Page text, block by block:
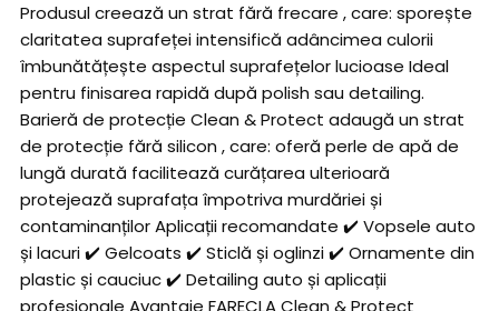
Produsul creează un strat fără frecare , care: sporește
claritatea suprafeței intensifică adâncimea culorii
îmbunătățește aspectul suprafețelor lucioase Ideal
pentru finisarea rapidă după polish sau detailing.
Barieră de protecție Clean & Protect adaugă un strat
de protecție fără silicon , care: oferă perle de apă de
lungă durată facilitează curățarea ulterioară
protejează suprafața împotriva murdăriei și
contaminanților Aplicații recomandate ✔️ Vopsele auto
și lacuri ✔️ Gelcoats ✔️ Sticlă și oglinzi ✔️ Ornamente din
plastic și cauciuc ✔️ Detailing auto și aplicații